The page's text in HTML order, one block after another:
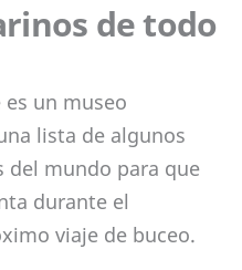
de todo
un museo
lista de algunos
del mundo para que
durante el
viaje de buceo.